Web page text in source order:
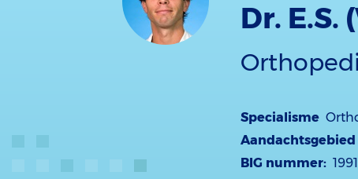
Dr.
Specialisme
Aandachtsgebied
BIG nummer: